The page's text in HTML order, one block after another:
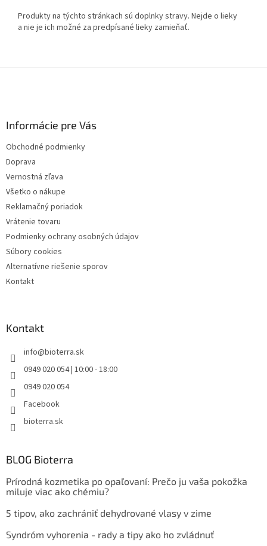
Produkty na týchto stránkach sú doplnky stravy. Nejde o lieky
a nie je ich možné za predpísané lieky zamieňať.
Informácie pre Vás
Obchodné podmienky
Doprava
Vernostná zľava
Všetko o nákupe
Reklamačný poriadok
Vrátenie tovaru
Podmienky ochrany osobných údajov
Súbory cookies
Alternatívne riešenie sporov
Kontakt
Kontakt
info@bioterra.sk
0949 020 054 | 10:00 - 18:00
0949 020 054
Facebook
bioterra.sk
BLOG Bioterra
Prírodná kozmetika po opaľovaní: Prečo ju vaša pokožka
miluje viac ako chémiu?
5 tipov, ako zachrániť dehydrované vlasy v zime
Syndróm vyhorenia - rady a tipy ako ho zvládnuť